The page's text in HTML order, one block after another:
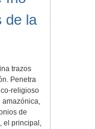
de la
trazos
Penetra
religioso
amazónica,
de
el principal,